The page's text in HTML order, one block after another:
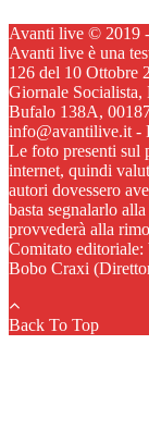
Avanti live © 2019
Avanti live è una
126 del 10 Ottobre
Giornale Socialista,
Bufalo 138A,
info@avantilive.it -
Le foto presenti sul
internet, quindi
autori dovessero
basta segnalarlo
provvederà alla
Comitato editoriale:
Bobo Craxi
Back To Top